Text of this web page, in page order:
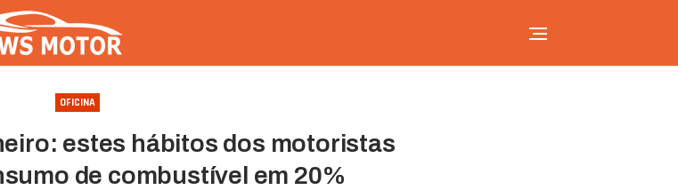
OFICINA
estes hábitos dos motoristas
de combustível em 20%